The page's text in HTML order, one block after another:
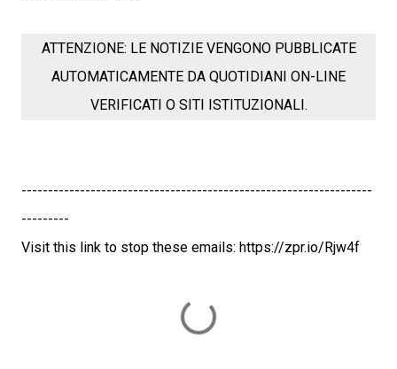
ATTENZIONE: LE NOTIZIE VENGONO PUBBLICATE
AUTOMATICAMENTE DA QUOTIDIANI ON-LINE
VERIFICATI O SITI ISTITUZIONALI.
------------------------------------------------------------------
---------
Visit this link to stop these emails: https://zpr.io/Rjw4f